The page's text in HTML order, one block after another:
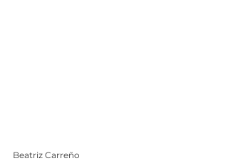
Beatriz Carreño